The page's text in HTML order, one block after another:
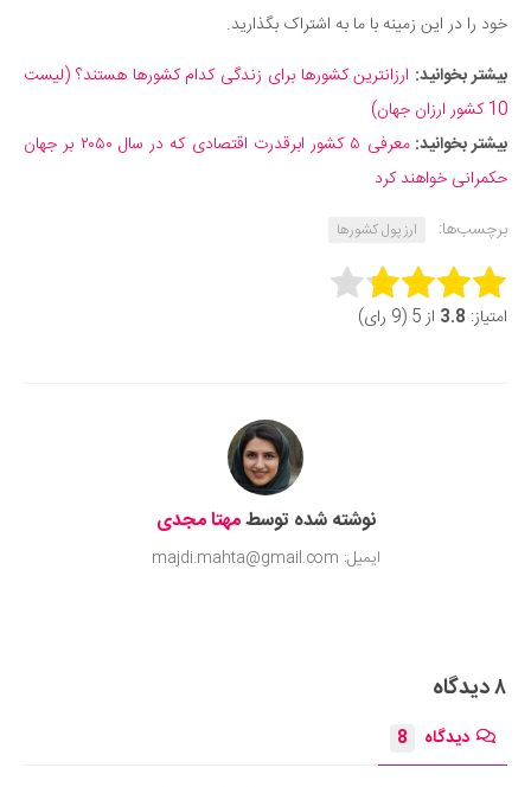
خود را در این زمینه با ما به اشتراک بگذارید.
بیشتر بخوانید: ارزانترین کشورها برای زندگی کدام کشورها هستند؟ (لیست
10 کشور ارزان جهان)
بیشتر بخوانید:
معرفی ۵ کشور ابرقدرت اقتصادی که در سال ۲۰۵۰ بر جهان
حکمرانی خواهند کرد
برچسب‌ها:
ارز پول کشورها
Rate this item:
امتیاز: 3.8 از 5 (9 رای)
نوشته شده توسطمهتا مجدی
ایمیل: majdi.mahta@gmail.com
۸ دیدگاه
دیدگاه 8